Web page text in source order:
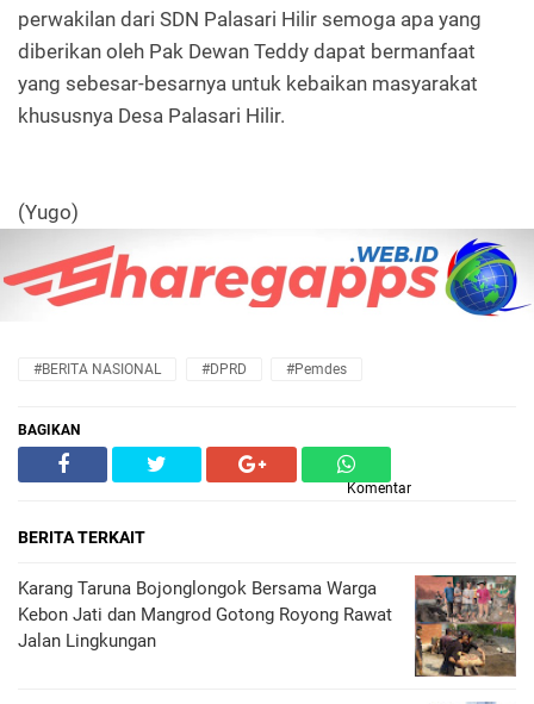
perwakilan dari SDN Palasari Hilir semoga apa yang
diberikan oleh Pak Dewan Teddy dapat bermanfaat
yang sebesar-besarnya untuk kebaikan masyarakat
khususnya Desa Palasari Hilir.
(Yugo)
#BERITA NASIONAL #DPRD #Pemdes
BAGIKAN
Komentar
BERITA TERKAIT
Karang Taruna Bojonglongok Bersama Warga
Kebon Jati dan Mangrod Gotong Royong Rawat
Jalan Lingkungan